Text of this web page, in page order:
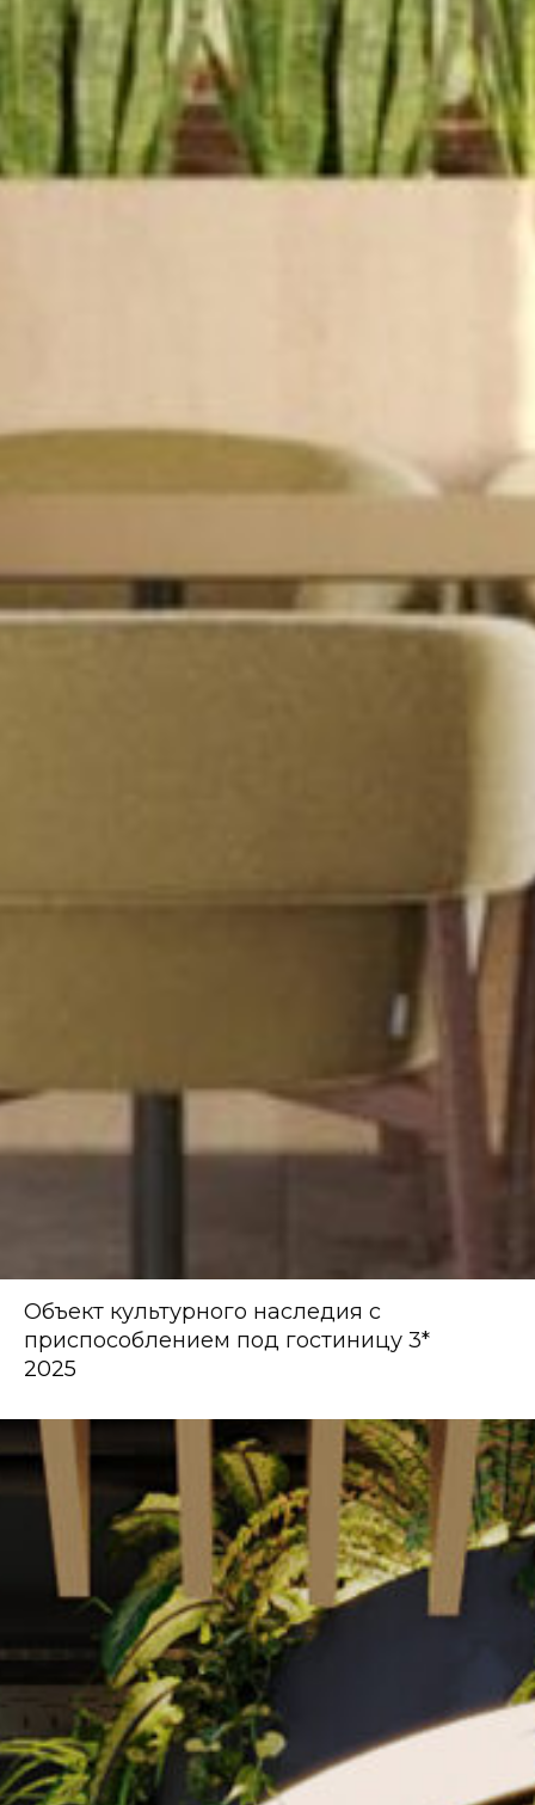
Объект культурного наследия с
приспособлением под гостиницу 3*
2025